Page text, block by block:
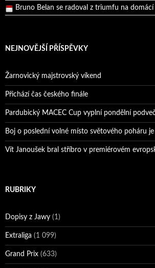
Andy Appleton obhájil dlouhodrážní titul!
NEJNOVĚJŠÍ PŘÍSPĚVKY
Žarnovický majstrovský víkend
Přichází čas českého finále
Pardubický MACEC Cup vyplní pondělní
Boj o poslední volné místo světového poháru
Vít Janoušek bral stříbro v premiérovém
RUBRIKY
Dopisy z Jawy (1)
Extraliga (1 099)
Grand Prix (633)